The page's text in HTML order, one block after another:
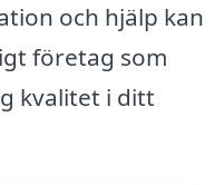
och hjälp kan
företag som
kvalitet i ditt